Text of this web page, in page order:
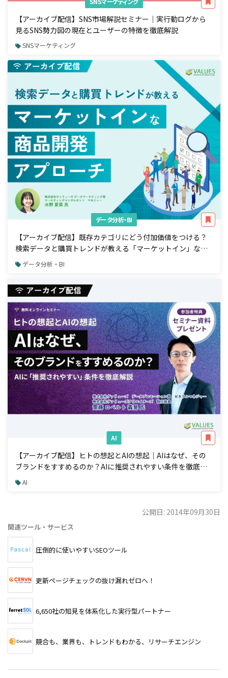
【アーカイブ配信】SNS市場解説セミナー｜実行動ログから
見るSNS勢力図の現在とユーザーの特徴を徹底解説
SNSマーケティング
データ分析・BI
【アーカイブ配信】既存カテゴリにどう付加価値をつける？
検索データと購買トレンドが教える「マーケットイン」な商
品開発アプローチ
データ分析・BI
AI
【アーカイブ配信】ヒトの想起とAIの想起｜AIはなぜ、その
ブランドをすすめるのか？AIに推奨されやすい条件を徹底解
説 AI
公開日: 2014年09月30日
関連ツール・サービス
圧倒的に使いやすいSEOツール
更新ページチェックの抜け漏れゼロへ！
6,650社の知見を体系化した実行型パートナー
競合も、業界も、トレンドもわかる、リサーチエンジン